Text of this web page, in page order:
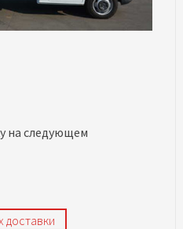
на следующем
доставки